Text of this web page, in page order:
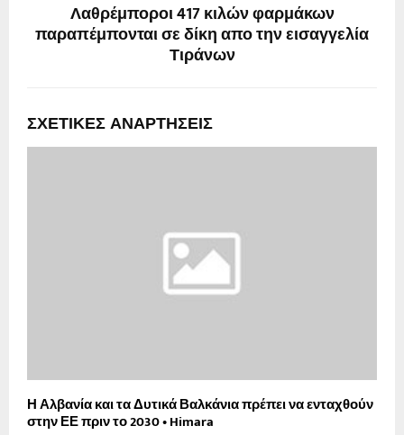
Λαθρέμποροι 417 κιλών φαρμάκων
παραπέμπονται σε δίκη απο την εισαγγελία
Τιράνων
ΣΧΕΤΙΚΈΣ ΑΝΑΡΤΉΣΕΙΣ
Η Αλβανία και τα Δυτικά Βαλκάνια πρέπει να ενταχθούν
στην ΕΕ πριν το 2030 • Himara